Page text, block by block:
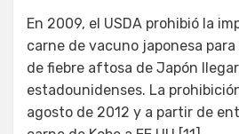
En 2009, el USDA prohibió la
carne de vacuno japonesa
de fiebre aftosa de Japón
estadounidenses. La
agosto de 2012 y a partir de